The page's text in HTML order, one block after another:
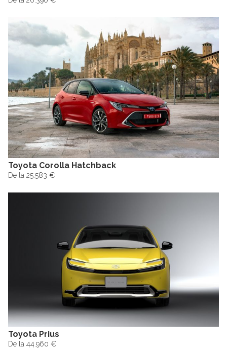
Toyota Corolla Hatchback
De la 25.583 €
Toyota Prius
De la 44.960 €